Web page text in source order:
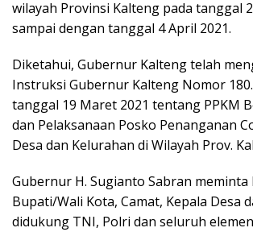
wilayah Provinsi Kalteng pada tanggal
sampai dengan tanggal 4 April 2021.
Diketahui, Gubernur Kalteng telah
Instruksi Gubernur Kalteng Nomor
tanggal 19 Maret 2021 tentang PPKM
dan Pelaksanaan Posko Penanganan
Desa dan Kelurahan di Wilayah Prov.
Gubernur H. Sugianto Sabran meminta
Bupati/Wali Kota, Camat, Kepala Desa
didukung TNI, Polri dan seluruh